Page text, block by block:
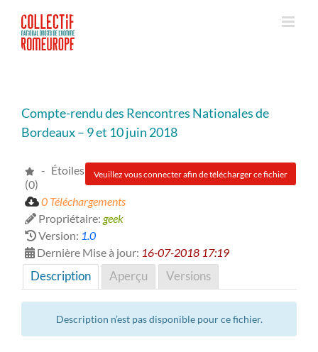
contenu
Compte-rendu des Rencontres Nationales de
Bordeaux – 9 et 10 juin 2018
Veuillez vous connecter afin de télécharger ce fichier
- Étoiles
(0)
0 Téléchargements
Propriétaire: geek
Version: 1.0
Dernière Mise à jour: 16-07-2018 17:19
Description Aperçu Versions
Description n’est pas disponible pour ce fichier.